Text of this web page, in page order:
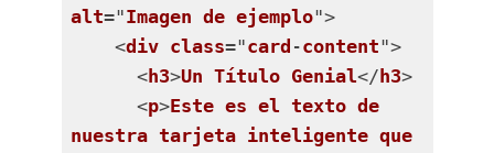
alt="Imagen de ejemplo">
    <
div class="card -content">
      <
h3>Un Título Genial</ h3>
      <
p>Este es el texto de
nuestra tarjeta inteligente que